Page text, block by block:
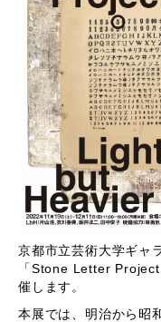
京都市立芸術大学ギャ
「 Stone Letter
催します。
本展では、明治から昭